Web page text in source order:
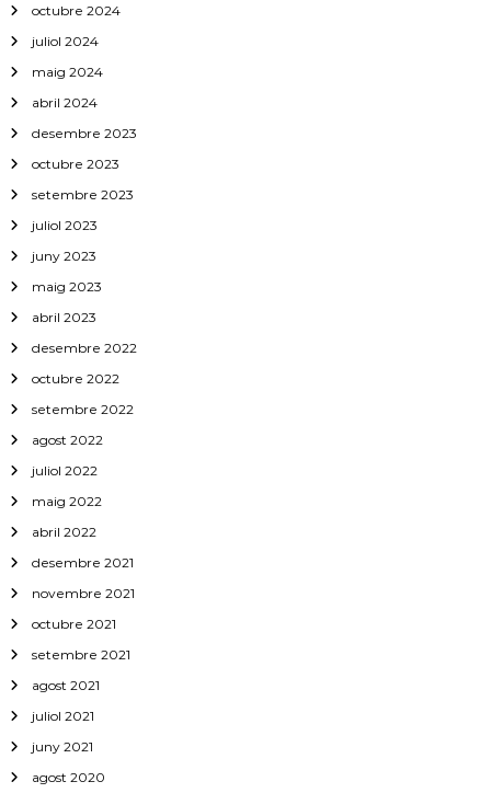
octubre 2024
juliol 2024
maig 2024
abril 2024
desembre 2023
octubre 2023
setembre 2023
juliol 2023
juny 2023
maig 2023
abril 2023
desembre 2022
octubre 2022
setembre 2022
agost 2022
juliol 2022
maig 2022
abril 2022
desembre 2021
novembre 2021
octubre 2021
setembre 2021
agost 2021
juliol 2021
juny 2021
agost 2020